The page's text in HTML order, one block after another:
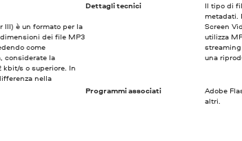
III) è un formato per la
dei file MP3
come
considerate la
s o superiore. In
nella
Dettagli tecnici
Il tipo di
metadati.
Screen
utilizza
una
Programmi associati
Adobe
altri.